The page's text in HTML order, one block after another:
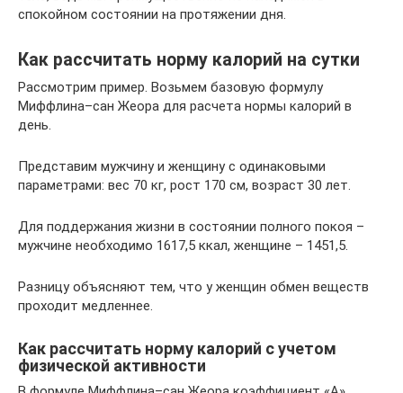
спокойном состоянии на протяжении дня.
Как рассчитать норму калорий на сутки
Рассмотрим пример. Возьмем базовую формулу
Миффлина–сан Жеора для расчета нормы калорий в
день.
Представим мужчину и женщину с одинаковыми
параметрами: вес 70 кг, рост 170 см, возраст 30 лет.
Для поддержания жизни в состоянии полного покоя –
мужчине необходимо 1617,5 ккал, женщине – 1451,5.
Разницу объясняют тем, что у женщин обмен веществ
проходит медленнее.
Как рассчитать норму калорий с учетом
физической активности